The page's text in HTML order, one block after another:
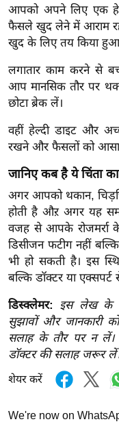
B
r
e
a
k
i
g
N
e
w
s
ला
इ
फ
स्टा
इ
ल
टे
क्नॉ
लॉ
ब्यू
आपको अपने लिए एक
फैसले खुद लेने में आराम
खुद के लिए तय किया हुआ
लगातार काम करने से
आप मानसिक तौर पर
छोटा ब्रेक लें।
वहीं हेल्दी डाइट और
रखने और फैसलों को
जानिए कब है ये चिंता
अगर आपको थकान,
होती है औऱ अगर यह
वजह से आपके रोजमर्रा के
डिसीजन फटीग नहीं
भी हो सकती है। इस
बल्कि डॉक्टर या
डिस्क्लेमर: इस लेख के
सुझावों और जानकारी
सलाह के तौर पर न लें।
डॉक्टर की सलाह जरूर
शेयर करें
We're now on